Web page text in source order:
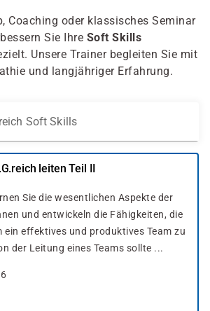
Coaching oder klassisches Seminar
Sie Ihre Soft Skills
Unsere Trainer begleiten Sie mit
und langjähriger Erfahrung.
Soft Skills
leiten Teil II
Sie die wesentlichen Aspekte der
und entwickeln die Fähigkeiten, die
ein effektives und produktives Team zu
der Leitung eines Teams sollte ...